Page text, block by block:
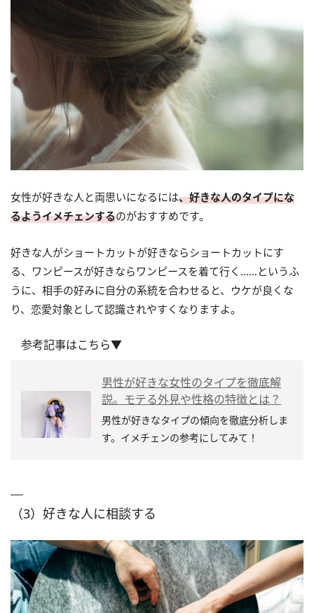
女性が好きな人と両思いになるには、好きな人のタイプにな
るようイメチェンするのがおすすめです。
好きな人がショートカットが好きならショートカットにす
る、ワンピースが好きならワンピースを着て行く……というふ
うに、相手の好みに自分の系統を合わせると、ウケが良くな
り、恋愛対象として認識されやすくなりますよ。
参考記事はこちら▼
男性が好きな女性のタイプを徹底解
説。モテる外見や性格の特徴とは？
男性が好きなタイプの傾向を徹底分析しま
す。イメチェンの参考にしてみて！
（3）好きな人に相談する